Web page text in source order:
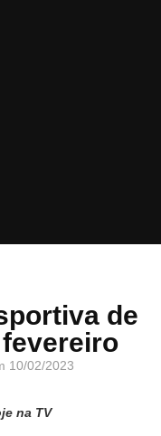
de
10/02/2023
na TV